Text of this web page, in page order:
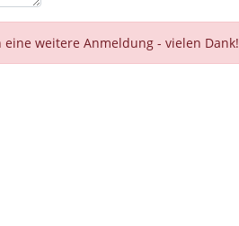
weitere Anmeldung - vielen Dank!